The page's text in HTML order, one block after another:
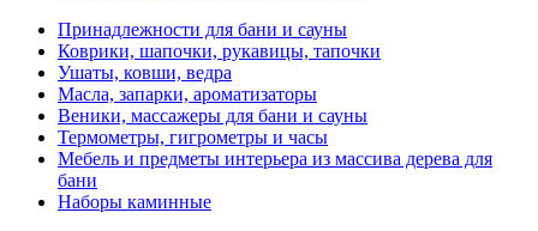
Принадлежности для бани и сауны
Коврики, шапочки, рукавицы, тапочки
Ушаты, ковши, ведра
Масла, запарки, ароматизаторы
Веники, массажеры для бани и сауны
Термометры, гигрометры и часы
Мебель и предметы интерьера из массива дерева для
бани
Наборы каминные